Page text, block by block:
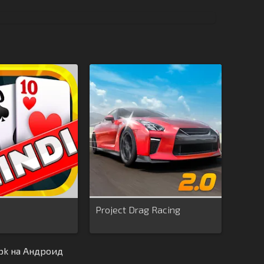
Project Drag Racing
на Андроид